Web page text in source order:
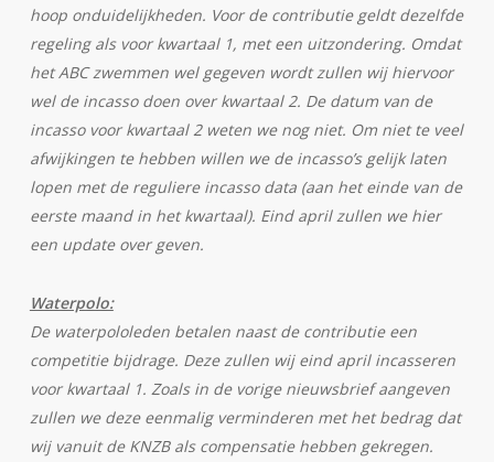
hoop onduidelijkheden. Voor de contributie geldt dezelfde
regeling als voor kwartaal 1, met een uitzondering. Omdat
het ABC zwemmen wel gegeven wordt zullen wij hiervoor
wel de incasso doen over kwartaal 2. De datum van de
incasso voor kwartaal 2 weten we nog niet. Om niet te veel
afwijkingen te hebben willen we de incasso’s gelijk laten
lopen met de reguliere incasso data (aan het einde van de
eerste maand in het kwartaal). Eind april zullen we hier
een update over geven.
Waterpolo:
De waterpololeden betalen naast de contributie een
competitie bijdrage. Deze zullen wij eind april incasseren
voor kwartaal 1. Zoals in de vorige nieuwsbrief aangeven
zullen we deze eenmalig verminderen met het bedrag dat
wij vanuit de KNZB als compensatie hebben gekregen.